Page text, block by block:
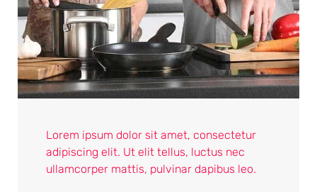
Lorem ipsum dolor sit amet, consectetur
adipiscing elit. Ut elit tellus, luctus nec
ullamcorper mattis, pulvinar dapibus leo.